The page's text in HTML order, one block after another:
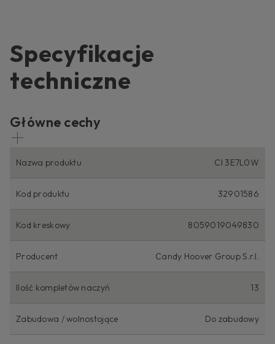
Specyfikacje
techniczne
Główne cechy
Nazwa produktu CI 3E7L0W
Kod produktu 32901586
Kod kreskowy 8059019049830
Producent Candy Hoover Group S.r.l.
Ilość kompletów naczyń 13
Zabudowa / wolnostojące Do zabudowy